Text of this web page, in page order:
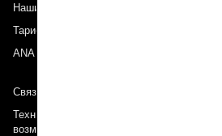
Наши направления
Тариф ANA Experience
ANA Mileage Club
Связь с ANA
Техническая поддержка (Для клиентов с
возможностями)